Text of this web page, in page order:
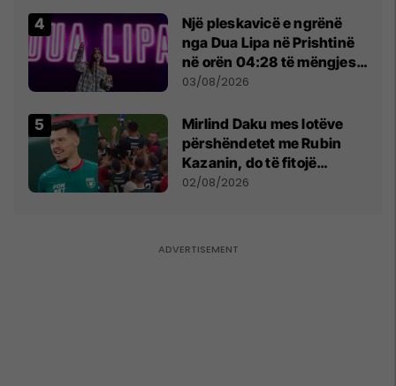
Një pleskavicë e ngrënë
nga Dua Lipa në Prishtinë
në orën 04:28 të mëngjesit
- dhe bota digjitale serbe
03/08/2026
Mirlind Daku mes lotëve
përshëndetet me Rubin
Kazanin, do të fitojë
miliona te Spartak Moska
02/08/2026